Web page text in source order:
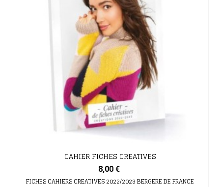
CAHIER FICHES CREATIVES
8,00 €
FICHES CAHIERS CREATIVES 2022/2023 BERGERE DE FRANCE